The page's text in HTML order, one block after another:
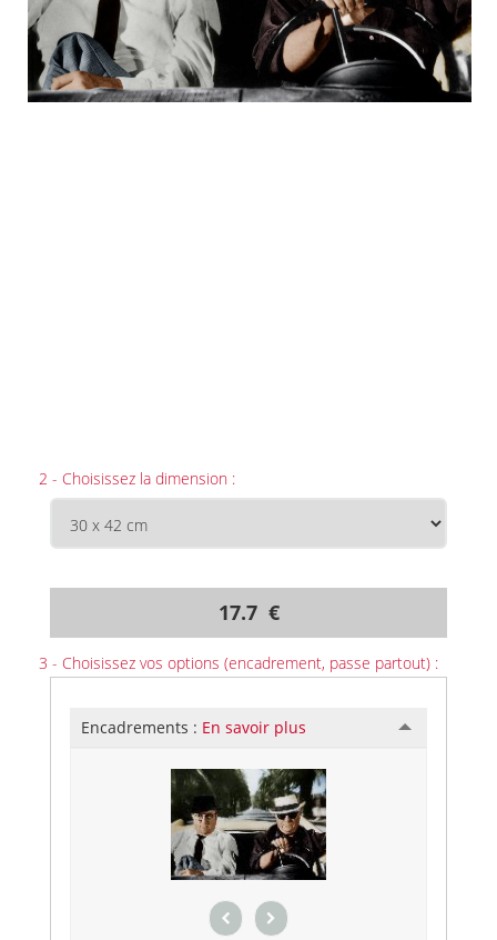
2 - Choisissez la dimension :
17.7 €
3 - Choisissez vos options (encadrement, passe partout) :
Encadrements : En savoir plus